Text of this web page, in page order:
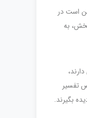
است در
به
تفسیر
بگیرند.